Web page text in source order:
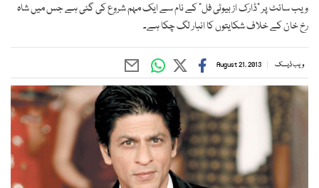
ویب سائٹ پر ”ڈارک از بیوٹی فل“ کے نام سے ایک مہم شروع کی گئی ہے جس میں شاہ
رخ خان کے خلاف شکایتوں کا انبار لگ چکا ہے۔
ویب ڈیسک August 21, 2013